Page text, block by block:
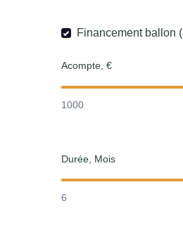
Financement ballon
Acompte, €
1000
Durée, Mois
6